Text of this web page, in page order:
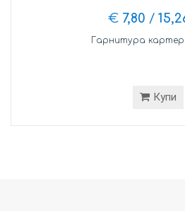
€ 7,80 /
Гарнитура картер
Купи